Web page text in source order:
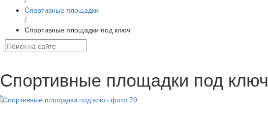
Cпортивные площадки
/
Спортивные площадки под ключ
Спортивные площадки под ключ